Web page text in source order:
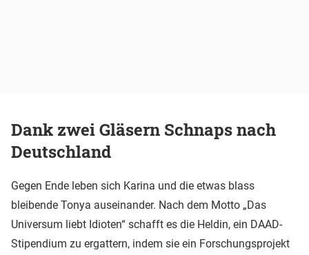
Dank zwei Gläsern Schnaps nach
Deutschland
Gegen Ende leben sich Karina und die etwas blass
bleibende Tonya auseinander. Nach dem Motto „Das
Universum liebt Idioten“ schafft es die Heldin, ein DAAD-
Stipendium zu ergattern, indem sie ein Forschungsprojekt